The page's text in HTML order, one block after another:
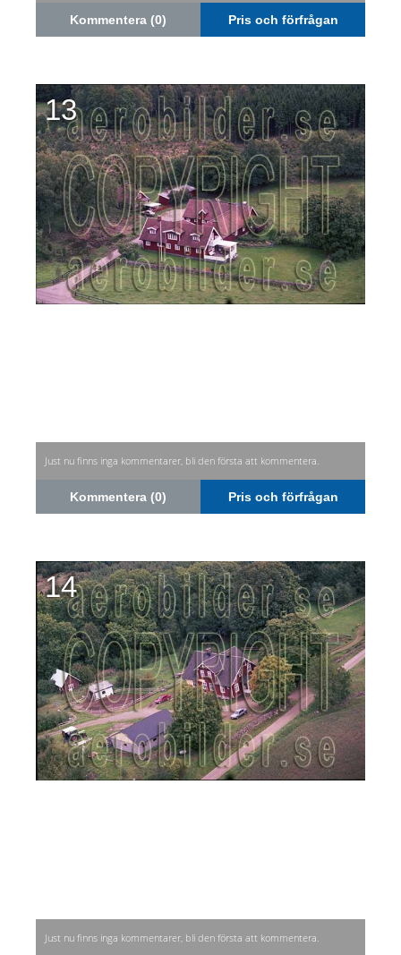
Kommentera (0) Pris och förfrågan
13
Just nu finns inga kommentarer, bli den första att kommentera.
Kommentera (0) Pris och förfrågan
14
Just nu finns inga kommentarer, bli den första att kommentera.